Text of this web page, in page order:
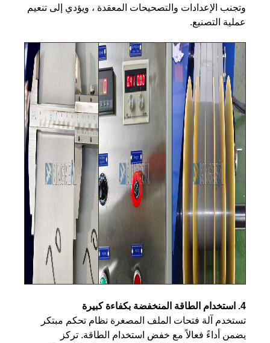
وتجنب الإعدادات والتصحيحات المعقدة ، ويؤدي إلى تنعيم
عملية التصنيع.
4. استخدام الطاقة المنخفضة بكفاءة كبيرة
تستخدم آلة فتحات الملف المصغرة نظام تحكم مبتكر
يضمن أداءً فعالاً مع خفض استخدام الطاقة. تركز